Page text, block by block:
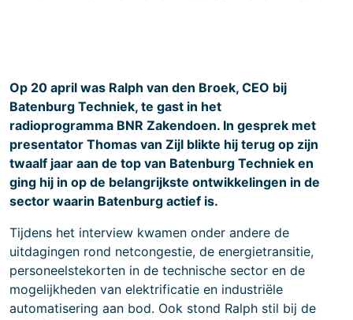
Op 20 april was Ralph van den Broek, CEO bij
Batenburg Techniek, te gast in het
radioprogramma BNR Zakendoen. In gesprek met
presentator Thomas van Zijl blikte hij terug op zijn
twaalf jaar aan de top van Batenburg Techniek en
ging hij in op de belangrijkste ontwikkelingen in de
sector waarin Batenburg actief is.
Tijdens het interview kwamen onder andere de
uitdagingen rond netcongestie, de energietransitie,
personeelstekorten in de technische sector en de
mogelijkheden van elektrificatie en industriële
automatisering aan bod. Ook stond Ralph stil bij de